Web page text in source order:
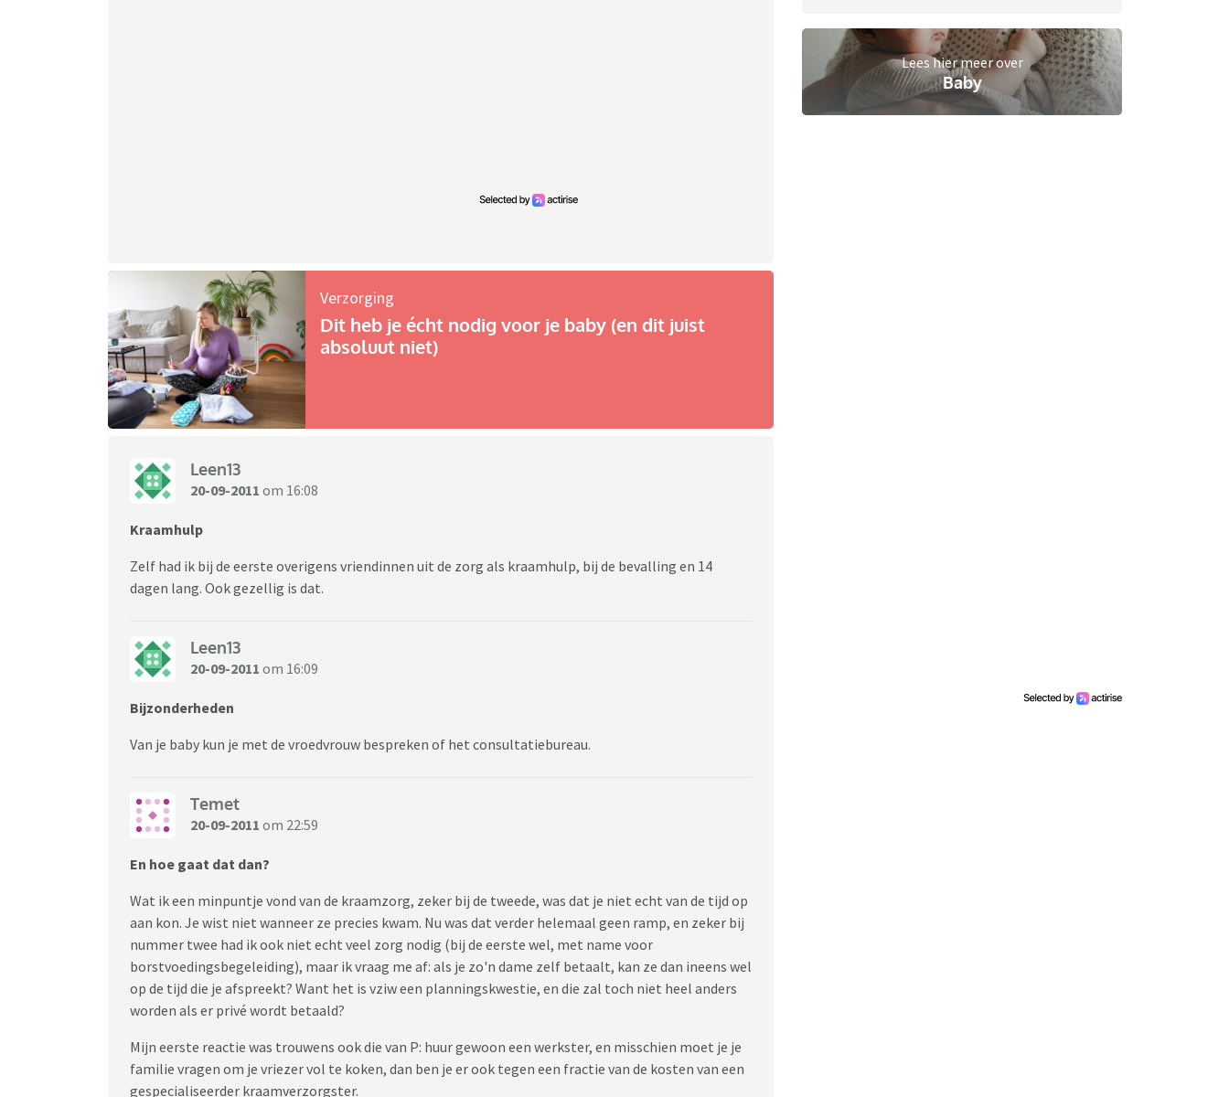
Verzorging
Dit heb je écht nodig voor je baby (en dit juist
absoluut niet)
Leen13
20-09-2011 om 16:08
Kraamhulp
Zelf had ik bij de eerste overigens vriendinnen uit de zorg als kraamhulp, bij de bevalling en 14
dagen lang. Ook gezellig is dat.
Leen13
20-09-2011 om 16:09
Bijzonderheden
Van je baby kun je met de vroedvrouw bespreken of het consultatiebureau.
Temet
20-09-2011 om 22:59
En hoe gaat dat dan?
Wat ik een minpuntje vond van de kraamzorg, zeker bij de tweede, was dat je niet echt van de tijd op
aan kon. Je wist niet wanneer ze precies kwam. Nu was dat verder helemaal geen ramp, en zeker bij
nummer twee had ik ook niet echt veel zorg nodig (bij de eerste wel, met name voor
borstvoedingsbegeleiding), maar ik vraag me af: als je zo'n dame zelf betaalt, kan ze dan ineens wel
op de tijd die je afspreekt? Want het is vziw een planningskwestie, en die zal toch niet heel anders
worden als er privé wordt betaald?
Mijn eerste reactie was trouwens ook die van P: huur gewoon een werkster, en misschien moet je je
familie vragen om je vriezer vol te koken, dan ben je er ook tegen een fractie van de kosten van een
gespecialiseerder kraamverzorgster.
Lees hier meer over
Baby